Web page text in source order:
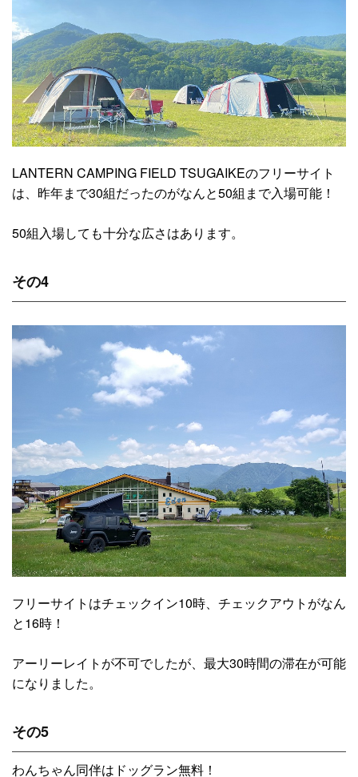
LANTERN CAMPING FIELD TSUGAIKEのフリーサイト
は、昨年まで30組だったのがなんと50組まで入場可能！
50組入場しても十分な広さはあります。
その4
フリーサイトはチェックイン10時、チェックアウトがなん
と16時！
アーリーレイトが不可でしたが、最大30時間の滞在が可能
になりました。
その5
わんちゃん同伴はドッグラン無料！